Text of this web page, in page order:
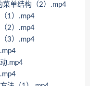
菜单结构（2）.mp4
1）.mp4
2）.mp4
3）.mp4
.mp4